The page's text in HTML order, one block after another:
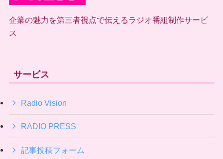
企業の魅力を第三者視点で伝えるラジオ番組制作サービ
ス
サービス
Radio Vision
RADIO PRESS
記事投稿フォーム